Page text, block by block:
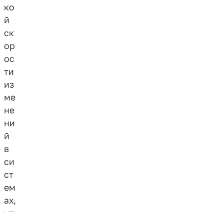
ко
й
ск
ор
ос
ти
из
ме
не
ни
й
в
си
ст
ем
ах,